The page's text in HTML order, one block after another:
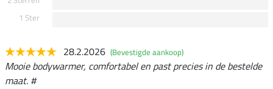
1 Ster
28.2.2026 (Bevestigde aankoop)
Mooie bodywarmer, comfortabel en past precies in de bestelde
maat. #